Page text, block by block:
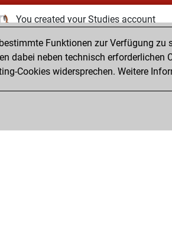
You created your Studies account
Dezember 29, 2020
You created your Fritz account
Funktionen zur Verfügung
dabei neben technisch erforderlichen
Cookies widersprechen. Weitere